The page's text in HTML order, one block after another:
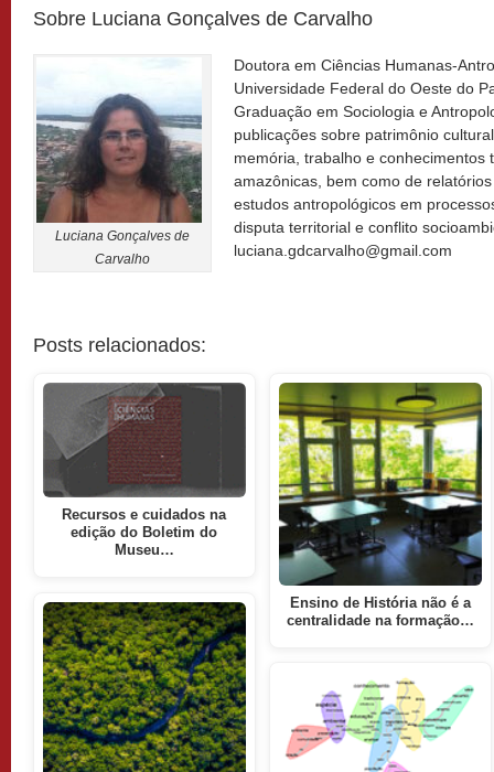
Sobre Luciana Gonçalves de Carvalho
Luciana Gonçalves de
Carvalho
Doutora em Ciências Humanas-
Universidade Federal do Oeste do
Graduação em Sociologia e
publicações sobre patrimônio
memória, trabalho e conhecimentos
amazônicas, bem como de
estudos antropológicos em
disputa territorial e conflito
luciana.gdcarvalho@gmail.com
Posts relacionados:
Recursos e cuidados na
edição do Boletim do
Museu…
Ensino de História não é a
centralidade na formação…